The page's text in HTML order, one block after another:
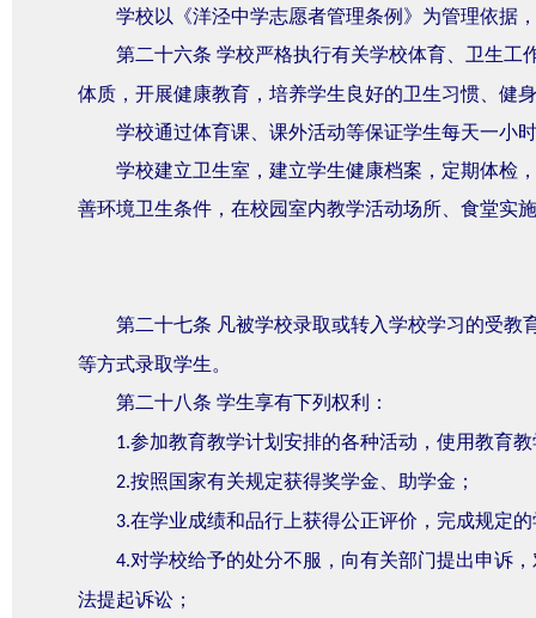
学校以《洋泾中学志愿者管理条例》为管理依据
第二十六条 学校严格执行有关学校体育、卫生工
体质，开展健康教育，培养学生良好的卫生习惯、健
学校通过体育课、课外活动等保证学生每天一小
学校建立卫生室，建立学生健康档案，定期体检
善环境卫生条件，在校园室内教学活动场所、食堂实
第二十七条 凡被学校录取或转入学校学习的受教
等方式录取学生。
第二十八条 学生享有下列权利：
1.参加教育教学计划安排的各种活动，使用教育
2.按照国家有关规定获得奖学金、助学金；
3.在学业成绩和品行上获得公正评价，完成规定
4.对学校给予的处分不服，向有关部门提出申诉
法提起诉讼；